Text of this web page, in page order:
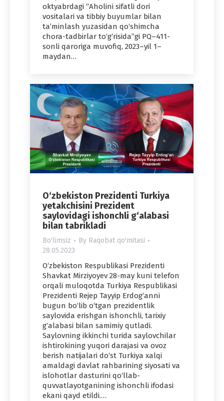
oktyabrdagi “Aholini sifatli dori
vositalari va tibbiy buyumlar bilan
ta’minlash yuzasidan qo‘shimcha
chora-tadbirlar to‘g‘risida”gi PQ–411-
sonli qaroriga muvofiq, 2023–yil 1–
maydan…
O‘zbekiston Prezidenti Turkiya
yetakchisini Prezident
saylovidagi ishonchli g‘alabasi
bilan tabrikladi
Bo'limsiz By Raqobat qo'mitasi
28.05.2023
O‘zbekiston Respublikasi Prezidenti
Shavkat Mirziyoyev 28-may kuni telefon
orqali muloqotda Turkiya Respublikasi
Prezidenti Rejep Tayyip Erdog‘anni
bugun bo‘lib o‘tgan prezidentlik
saylovida erishgan ishonchli, tarixiy
g‘alabasi bilan samimiy qutladi.
Saylovning ikkinchi turida saylovchilar
ishtirokining yuqori darajasi va ovoz
berish natijalari do‘st Turkiya xalqi
amaldagi davlat rahbarining siyosati va
islohotlar dasturini qo‘llab-
quvvatlayotganining ishonchli ifodasi
ekani qayd etildi.…